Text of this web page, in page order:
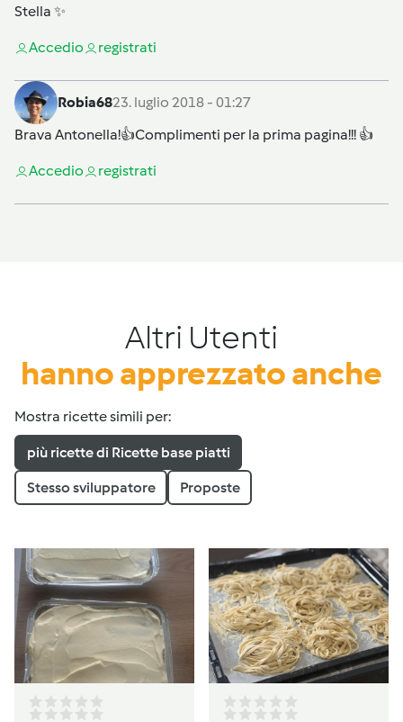
Stella ✨
Accedio registrati
Robia6823. luglio 2018 - 01:27
Brava Antonella!👍Complimenti per la prima pagina!!! 👍
Accedio registrati
Altri Utenti
hanno apprezzato anche
Mostra ricette simili per:
più ricette di Ricette base piatti
Stesso sviluppatore Proposte